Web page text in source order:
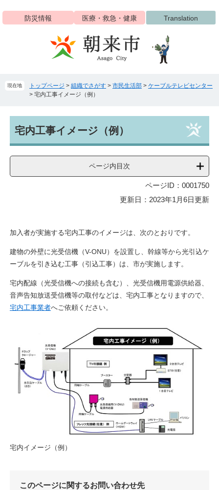
ジ
ュ
防災情報 医療・救急・健康 Translation
現在地 トップページ > 組織でさがす > 市民生活部 > ケーブルテレビセンター
> 宅内工事イメージ（例）
文宅内工事イメージ（例）
ページ内目次
ページID：0001750
更新日：2023年1月6日更新
加入者が実施する宅内工事のイメージは、次のとおりです。
建物の外壁に光受信機（V-ONU）を設置し、幹線等から光引込ケ
ーブルを引き込む工事（引込工事）は、市が実施します。
宅内配線（光受信機への接続も含む）、光受信機用電源供給器、
音声告知放送受信機等の取付などは、宅内工事となりますので、
宅内工事業者へご依頼ください。
宅内イメージ（例）
このページに関するお問い合わせ先